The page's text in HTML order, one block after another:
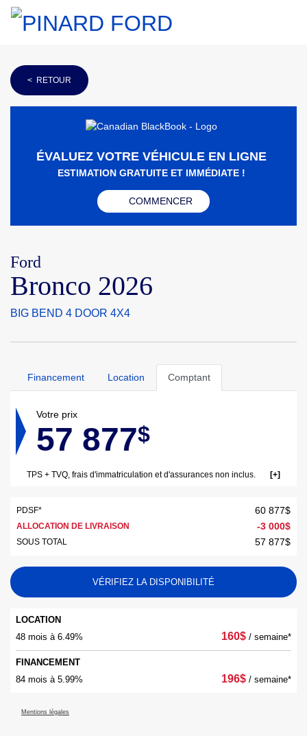
< RETOUR
ÉVALUEZ VOTRE VÉHICULE EN LIGNE
ESTIMATION GRATUITE ET IMMÉDIATE !
COMMENCER
Ford
Bronco 2026
BIG BEND 4 DOOR 4X4
Financement Location Comptant
Votre prix
57 877$
TPS + TVQ, frais d'immatriculation et d'assurances non inclus.
PDSF* 60 877$
ALLOCATION DE LIVRAISON -3 000$
SOUS TOTAL 57 877$
VÉRIFIEZ LA DISPONIBILITÉ
LOCATION
48 mois à 6.49%
160$ / semaine*
FINANCEMENT
84 mois à 5.99%
196$ / semaine*
Mentions légales